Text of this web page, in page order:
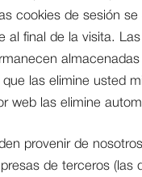
cookies de sesión se
al final de la visita.
almacenadas
las elimine usted
web las elimine
provenir de
de terceros (las